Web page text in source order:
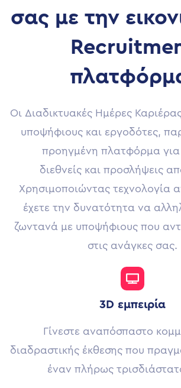
σας με την
Οι Διαδικτυακές Ημέρες
υποψήφιους και εργοδότες,
προηγμένη πλατφόρμα για
διεθνείς και προσλήψεις
Χρησιμοποιώντας τεχνολογία
έχετε την δυνατότητα να
ζωντανά με υποψήφιους που
στις ανάγκες σας.
3D εμπειρία
Γίνεστε αναπόσπαστο
διαδραστικής έκθεσης που
έναν πλήρως